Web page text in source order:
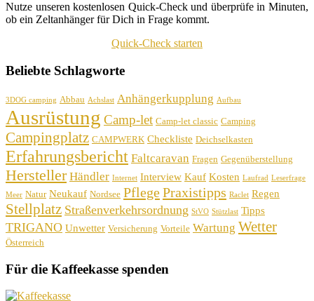
Nutze unseren kostenlosen Quick-Check und überprüfe in Minuten,
ob ein Zeltanhänger für Dich in Frage kommt.
Quick-Check starten
Beliebte Schlagworte
3DOG camping Abbau Achslast Anhängerkupplung Aufbau
Ausrüstung Camp-let Camp-let classic Camping
Campingplatz CAMPWERK Checkliste Deichselkasten
Erfahrungsbericht Faltcaravan Fragen Gegenüberstellung
Hersteller Händler Internet Interview Kauf Kosten Laufrad Leserfrage
Meer Natur Neukauf Nordsee PflegePraxistipps Raclet Regen
Stellplatz Straßenverkehrsordnung StVO Stützlast Tipps
TRIGANO Unwetter Versicherung Vorteile Wartung Wetter
Österreich
Für die Kaffeekasse spenden